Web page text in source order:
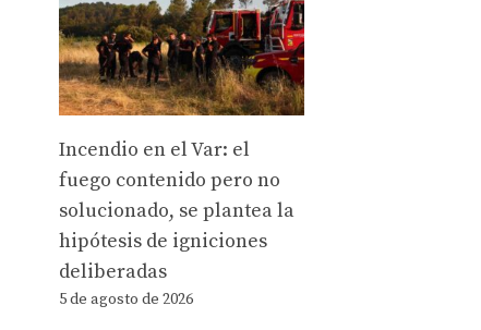
Incendio en el Var: el
fuego contenido pero no
solucionado, se plantea la
hipótesis de igniciones
deliberadas
5 de agosto de 2026